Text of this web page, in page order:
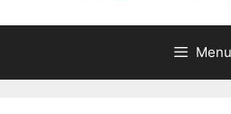
Menu